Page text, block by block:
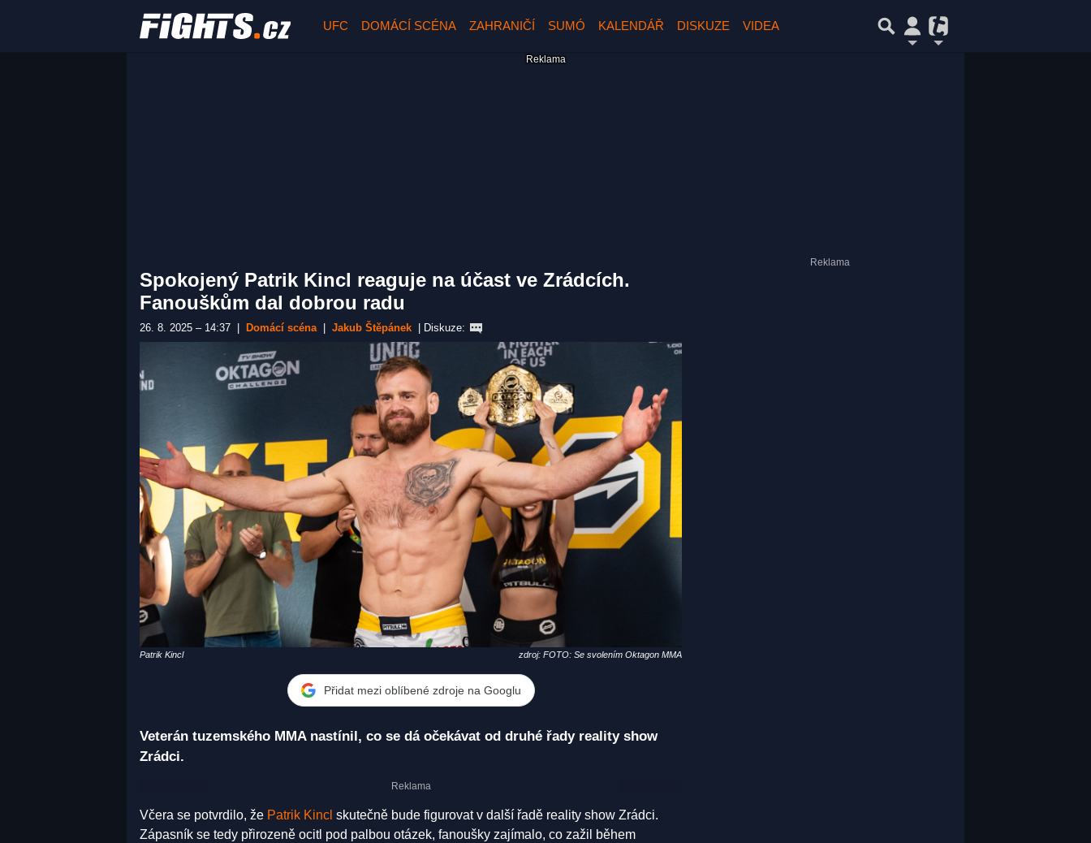
UFC DOMÁCÍ SCÉNA ZAHRANIČÍ SUMÓ KALENDÁŘ DISKUZE VIDEA
Spokojený Patrik Kincl reaguje na účast ve Zrádcích.
Fanouškům dal dobrou radu
26. 8. 2025 – 14:37 Domácí scéna Jakub Štěpánek Diskuze:
Patrik Kincl zdroj: FOTO: Se svolením Oktagon MMA
Přidat mezi oblíbené zdroje na Googlu
Veterán tuzemského MMA nastínil, co se dá očekávat od druhé řady reality show
Zrádci.
Včera se potvrdilo, že Patrik Kincl skutečně bude figurovat v další řadě reality show Zrádci.
Zápasník se tedy přirozeně ocitl pod palbou otázek, fanoušky zajímalo, co zažil během